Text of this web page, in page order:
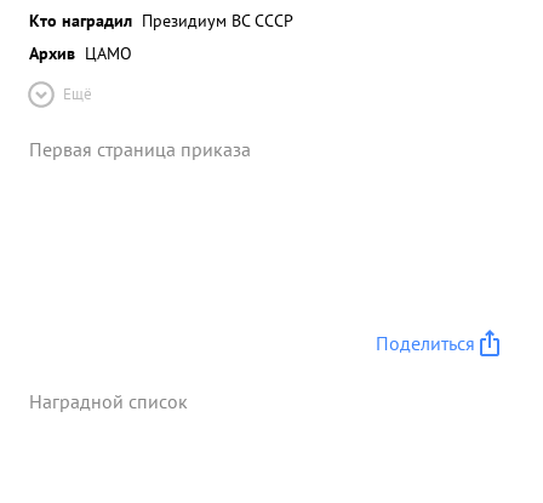
Кто наградил Президиум ВС СССР
Архив ЦАМО
Ещё
Первая страница приказа
Поделиться
Наградной список